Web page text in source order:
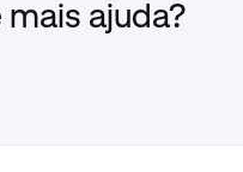
mais ajuda?